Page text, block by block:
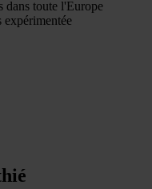
dans toute l'Europe
expérimentée